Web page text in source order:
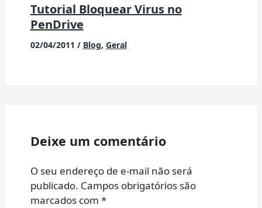
Tutorial Bloquear Virus no
PenDrive
02/04/2011 / Blog, Geral
Deixe um comentário
O seu endereço de e-mail não será
publicado. Campos obrigatórios são
marcados com *